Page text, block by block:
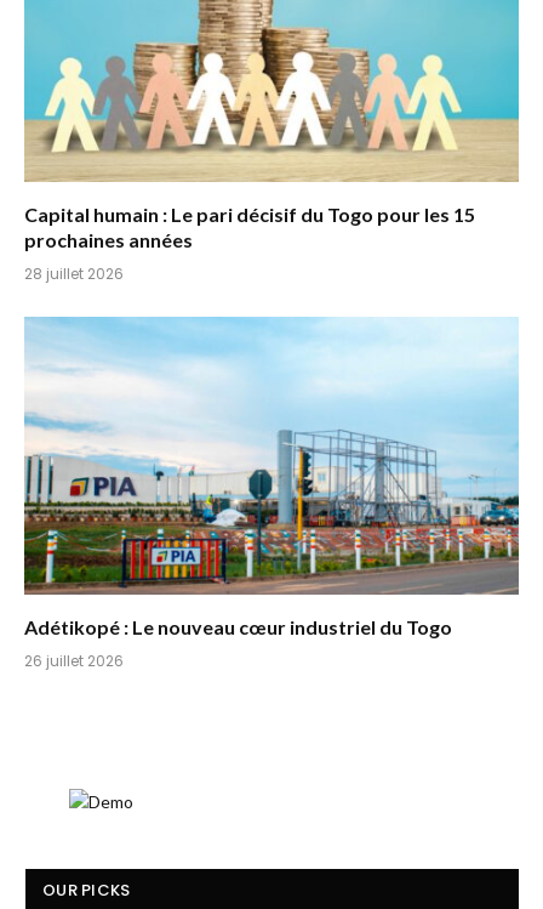
Capital humain : Le pari décisif du Togo pour les 15
prochaines années
28 juillet 2026
Adétikopé : Le nouveau cœur industriel du Togo
26 juillet 2026
OUR PICKS